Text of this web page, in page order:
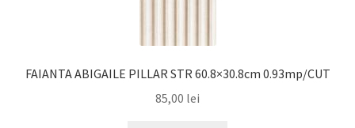
FAIANTA ABIGAILE PILLAR STR 60.8×30.8cm 0.93mp/CUT
85,00 lei